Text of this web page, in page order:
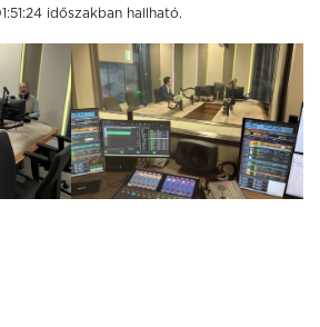
időszakban hallható.